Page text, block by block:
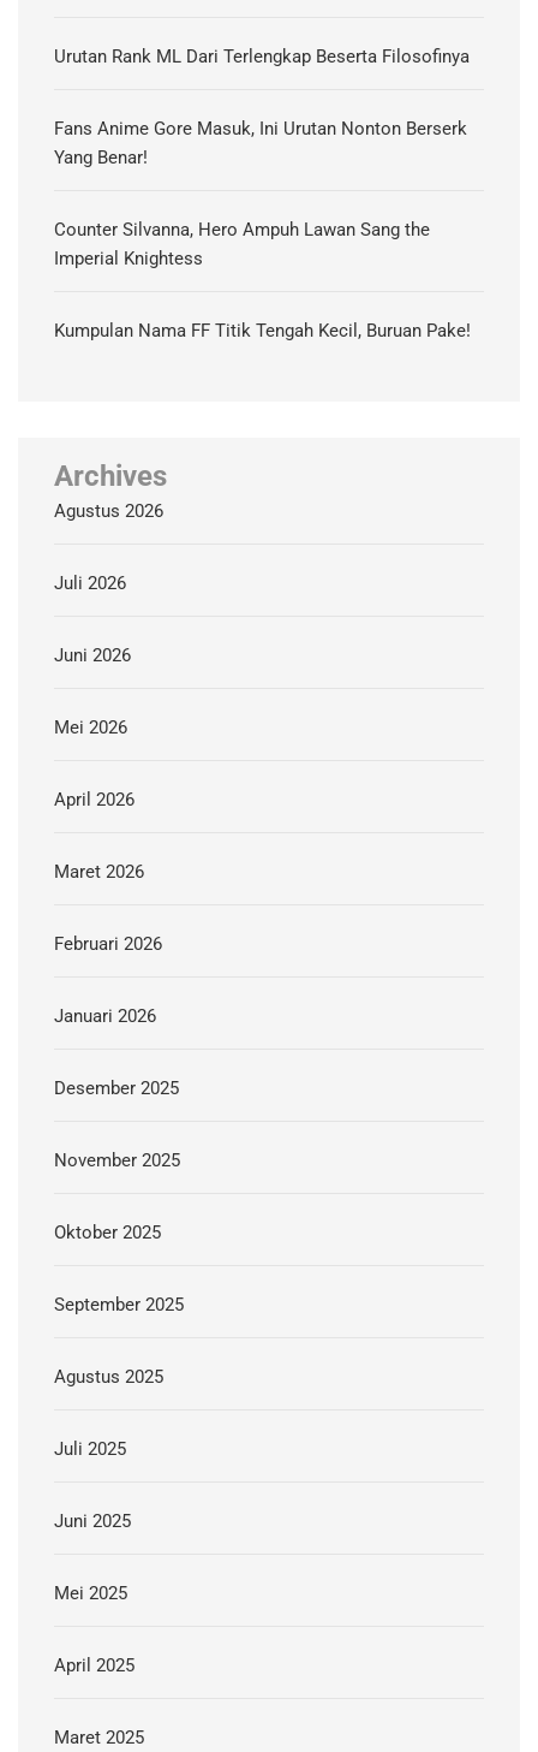
Urutan Rank ML Dari Terlengkap Beserta Filosofinya
Fans Anime Gore Masuk, Ini Urutan Nonton Berserk
Yang Benar!
Counter Silvanna, Hero Ampuh Lawan Sang the
Imperial Knightess
Kumpulan Nama FF Titik Tengah Kecil, Buruan Pake!
Archives
Agustus 2026
Juli 2026
Juni 2026
Mei 2026
April 2026
Maret 2026
Februari 2026
Januari 2026
Desember 2025
November 2025
Oktober 2025
September 2025
Agustus 2025
Juli 2025
Juni 2025
Mei 2025
April 2025
Maret 2025